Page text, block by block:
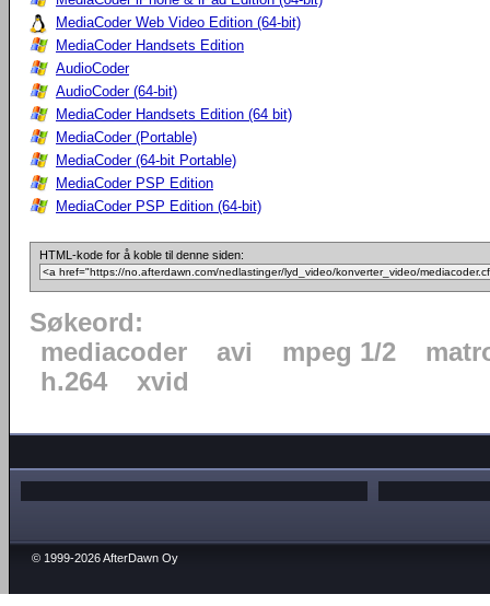
MediaCoder Web Video Edition (64-bit)
MediaCoder Handsets Edition
AudioCoder
AudioCoder (64-bit)
MediaCoder Handsets Edition (64 bit)
MediaCoder (Portable)
MediaCoder (64-bit Portable)
MediaCoder PSP Edition
MediaCoder PSP Edition (64-bit)
HTML-kode for å koble til denne siden:
Søkeord:
mediacoder
avi mpeg 1/2
h.264
xvid
© 1999-2026 AfterDawn Oy